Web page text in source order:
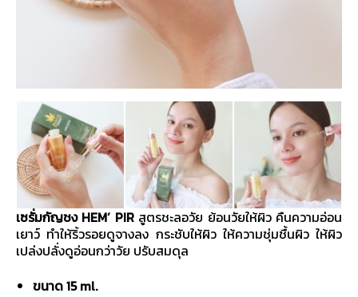
เชิง
พาณิชย์
เซรั่มกัญชง HEM’ PIRสูตรชะลอวัย ย้อนวัยให้ผิว คืนความอ่อน
เยาว์ ทำให้ริ้วรอยดูจางลง กระชับให้ผิว ให้ความชุ่มชื้นผิว ให้ผิว
เปล่งปลั่งดูอ่อนกว่าวัย ปรับสมดุล
ขนาด 15 ml.